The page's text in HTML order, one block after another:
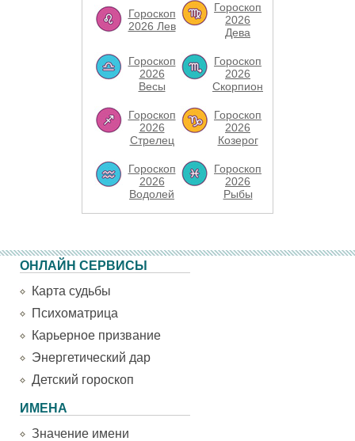
Гороскоп
2026 Лев
Гороскоп
2026
Дева
Гороскоп
2026
Весы
Гороскоп
2026
Скорпион
Гороскоп
2026
Стрелец
Гороскоп
2026
Козерог
Гороскоп
2026
Водолей
Гороскоп
2026
Рыбы
ОНЛАЙН СЕРВИСЫ
Карта судьбы
Психоматрица
Карьерное призвание
Энергетический дар
Детский гороскоп
ИМЕНА
Значение имени